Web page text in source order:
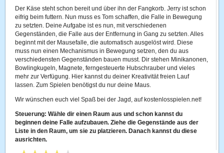
Der Käse steht schon bereit und über ihn der Fangkorb. Jerry ist schon
eifrig beim futtern. Nun muss es Tom schaffen, die Falle in Bewegung
zu setzten. Deine Aufgabe ist es nun, mit verschiedenen
Gegenständen, die Falle aus der Entfernung in Gang zu setzten. Alles
beginnt mit der Mausefalle, die automatisch ausgelöst wird. Diese
muss nun einen Mechanismus in Bewegung setzen, den du aus
verschiedensten Gegenständen bauen musst. Dir stehen Minikanonen,
Bowlingkugeln, Magnete, ferngesteuerte Hubschrauber und vieles
mehr zur Verfügung. Hier kannst du deiner Kreativität freien Lauf
lassen. Zum Spielen benötigst du nur deine Maus.
Wir wünschen euch viel Spaß bei der Jagd, auf kostenlosspielen.net!
Steuerung: Wähle dir einen Raum aus und schon kannst du
beginnen deine Falle aufzubauen. Ziehe die Gegenstände aus der
Liste in den Raum, um sie zu platzieren. Danach kannst du diese
ausrichten.